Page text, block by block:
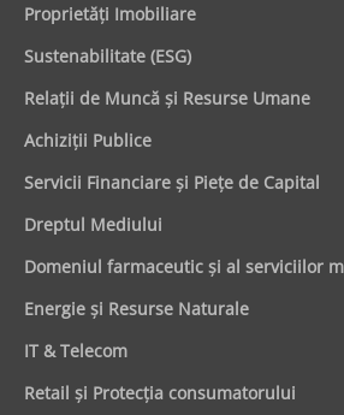
Proprietăţi Imobiliare
Sustenabilitate (ESG)
Relaţii de Muncă şi Resurse Umane
Achiziţii Publice
Servicii Financiare şi Pieţe de Capital
Dreptul Mediului
Domeniul farmaceutic și al serviciilor
Energie şi Resurse Naturale
IT & Telecom
Retail şi Protecţia consumatorului